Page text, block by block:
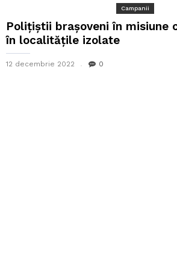
Campanii
Polițiștii brașoveni în misiune
în localitățile izolate
12 decembrie 2022 0